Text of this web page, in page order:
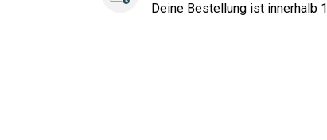
Deine Bestellung ist innerhalb